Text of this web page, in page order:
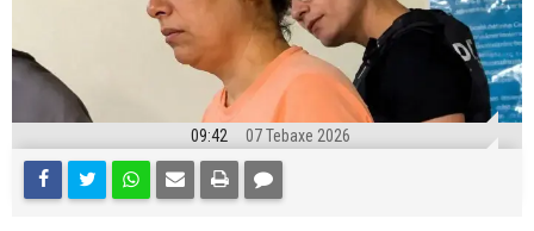
09:42 07 Tebaxe 2026